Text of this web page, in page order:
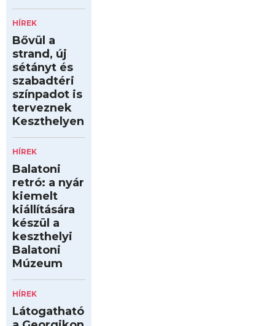
HÍREK
Bővül a
strand, új
sétányt és
szabadtéri
színpadot is
terveznek
Keszthelyen
HÍREK
Balatoni
retró: a nyár
kiemelt
kiállítására
készül a
keszthelyi
Balatoni
Múzeum
HÍREK
Látogatható